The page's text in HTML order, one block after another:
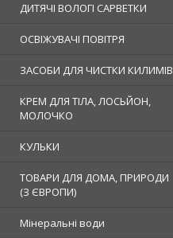
ДИТЯЧІ ВОЛОГІ САРВЕТКИ
ОСВІЖУВАЧІ ПОВІТРЯ
ЗАСОБИ ДЛЯ ЧИСТКИ КИЛИМІВ
КРЕМ ДЛЯ ТІЛА, ЛОСЬЙОН,
МОЛОЧКО
КУЛЬКИ
ТОВАРИ ДЛЯ ДОМА, ПРИРОДИ
(З ЄВРОПИ)
Мінеральні води